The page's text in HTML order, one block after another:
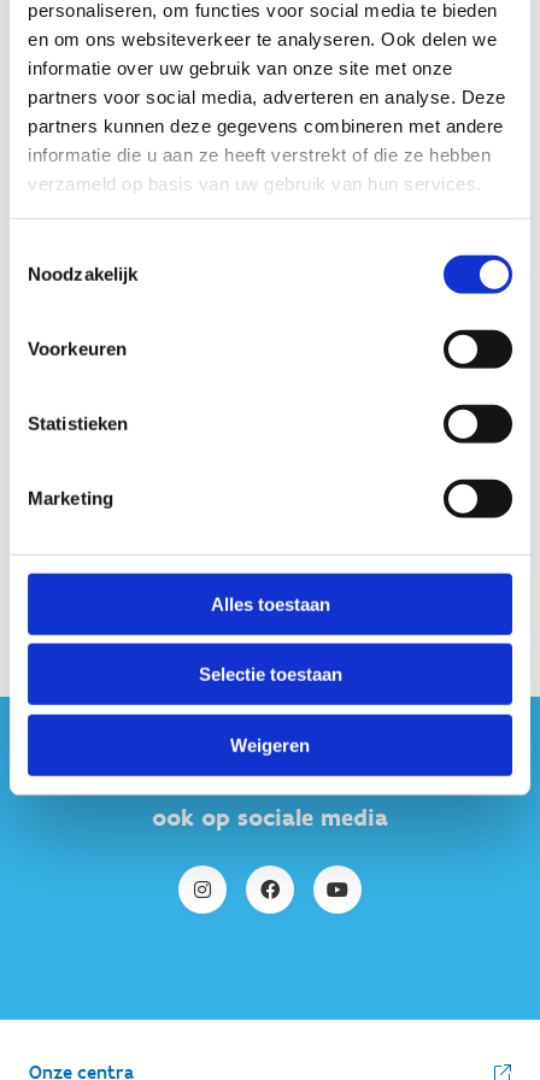
personaliseren, om functies voor social media te bieden
en om ons websiteverkeer te analyseren. Ook delen we
informatie over uw gebruik van onze site met onze
partners voor social media, adverteren en analyse. Deze
partners kunnen deze gegevens combineren met andere
informatie die u aan ze heeft verstrekt of die ze hebben
verzameld op basis van uw gebruik van hun services.
Noodzakelijk
Voorkeuren
Statistieken
Marketing
Alles toestaan
Selectie toestaan
Weigeren
inspanningen worden beloond met prachtige zichten.
De omloop door Park Groenenbergklimt eerst naar het
gelijknamige kasteel, waarna je het Engelse landschapspark
induikt. Het pad brengt je langs een eeuwenoude Rode Beuk,
waarna je afdaalt naar de vijver, die ook de bron van de
Laarbeek vormt. Het pad brengt je verder langs weilanden
waar de Brabantse trekpaarden grazen. Je verlaat even het
park en via een lus door het zogenaamde eikenbos kom je
opnieuw in het park terecht. Langs de azelea's en hydrangea's
startpunt brengt.
Kasteelstraat
#sportersbelevenmeer
ook op sociale media
Onze centra